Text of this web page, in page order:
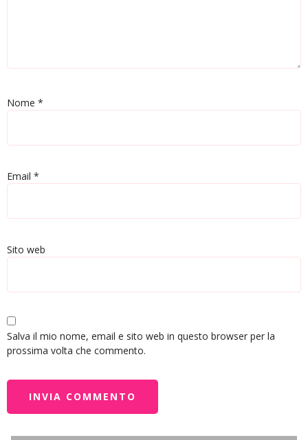
Nome *
Email *
Sito web
Salva il mio nome, email e sito web in questo browser per la
prossima volta che commento.